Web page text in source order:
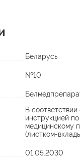
Беларусь
№10
В соответствии
инструкцией по
медицинскому
(листком-
01.05.2030